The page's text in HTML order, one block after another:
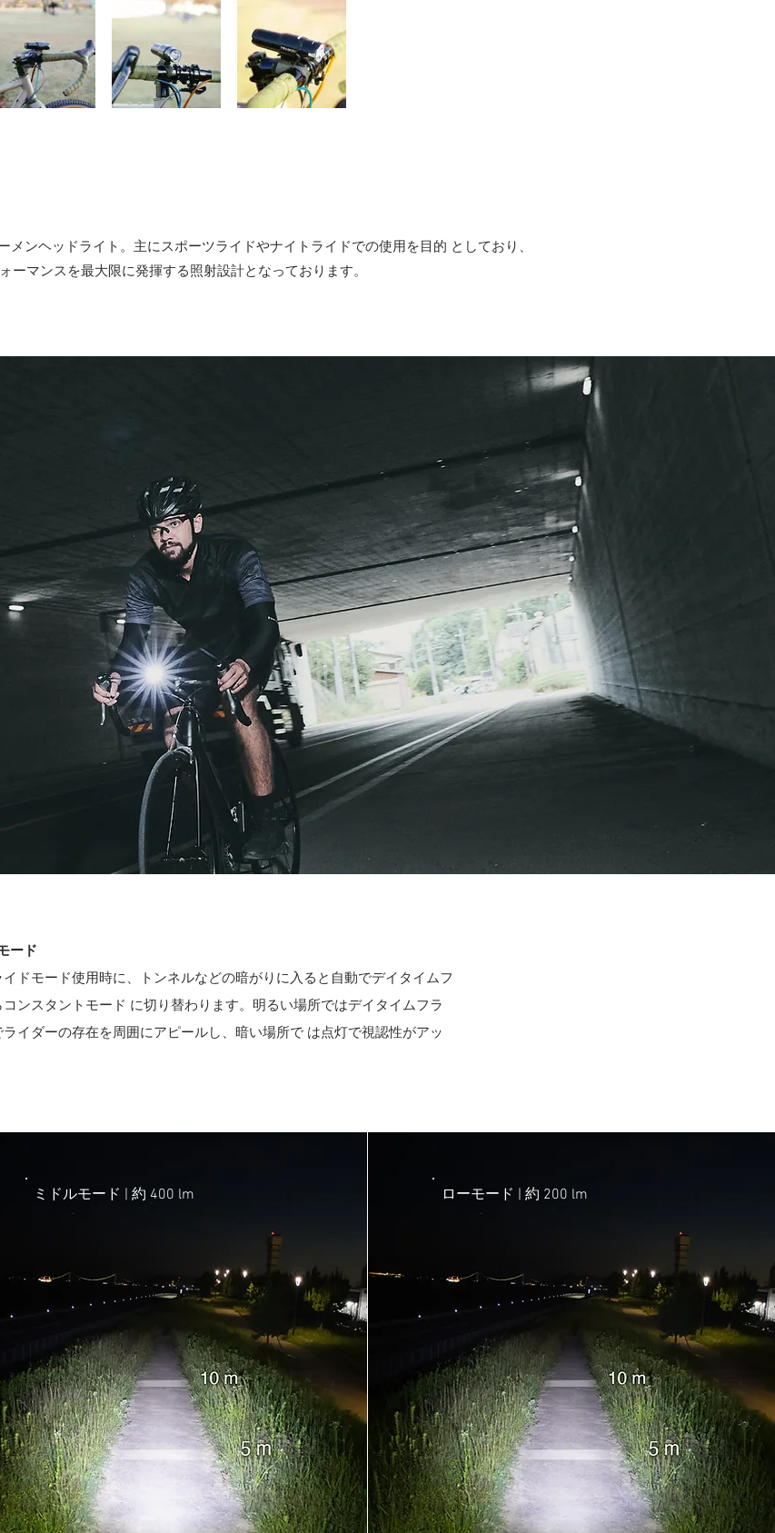
メンヘッドライト。 主にスポーツライドやナイトライドでの使用を目的 としており、
ーマンスを最大限に発揮する照射設計となっております。
ード
イドモード使用時に、トンネルなどの暗がりに入ると自動でデイタイムフ
ンスタントモード に切り替わります。明るい場所ではデイタイムフラ
ライダーの存在を周囲にアピールし、暗い場所で は点灯で視認性がアッ
ミドルモード | ​約 400 lm ローモード | ​約 200 lm